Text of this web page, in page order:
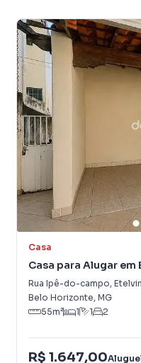
Cerâmica
Armário
Armário
Casa
Casa para Alugar em
Rua Ipê-do-campo,
Belo Horizonte, MG
55m² 1 1 2
R$ 1.647,00